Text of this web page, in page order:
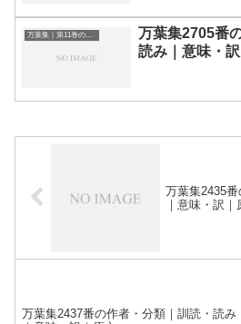
万葉集｜第11巻の和歌一覧
万葉集2705番
読み｜意味・
万葉集2435
｜意味・訳｜
万葉集2437番の作者・分類｜訓読・読み